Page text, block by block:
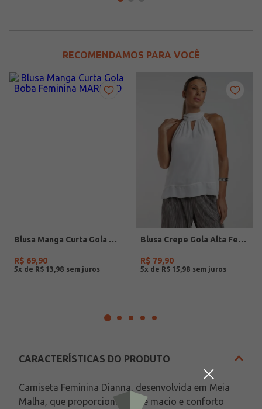
RECOMENDAMOS PARA VOCÊ
Blusa Manga Curta Gola Boba Feminina MARINHO
R$ 69,90
5x de R$ 13 98
Blusa Crepe Gola Alta Feminina OFF WHITE
R$ 79,90
5x de R$ 15 98
CARACTERÍSTICAS DO PRODUTO
Camiseta Feminina Dianna, desenvolvida em Meia
Malha, que proporciona toque macio e conforto